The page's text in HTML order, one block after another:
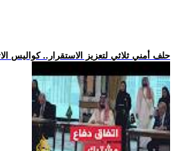
.. حلف أمني ثلاثي لتعزيز الاستقرار.. كواليس